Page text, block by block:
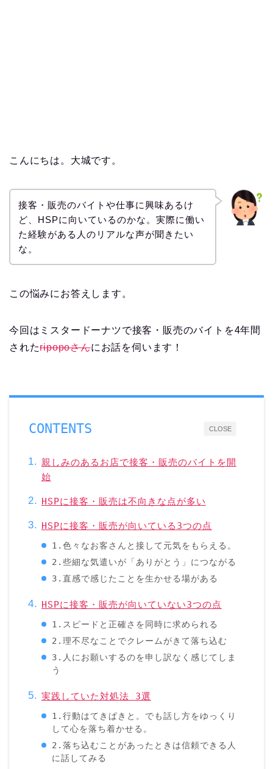
こんにちは。大城です。
接客・販売のバイトや仕事に興味あるけ
ど、HSPに向いているのかな。実際に働い
た経験がある人のリアルな声が聞きたい
な。
この悩みにお答えします。
今回はミスタードーナツで接客・販売のバイトを4年間
されたripopoさんにお話を伺います！
CLOSE
CONTENTS
親しみのあるお店で接客・販売のバイトを開
始
HSPに接客・販売は不向きな点が多い
HSPに接客・販売が向いている3つの点
1.色々なお客さんと接して元気をもらえる。
2.些細な気遣いが「ありがとう」につながる
3.直感で感じたことを生かせる場がある
HSPに接客・販売が向いていない3つの点
1.スピードと正確さを同時に求められる
2.理不尽なことでクレームがきて落ち込む
3.人にお願いするのを申し訳なく感じてしま
う
実践していた対処法 3選
1.行動はてきぱきと。でも話し方をゆっくり
して心を落ち着かせる。
2.落ち込むことがあったときは信頼できる人
に話してみる